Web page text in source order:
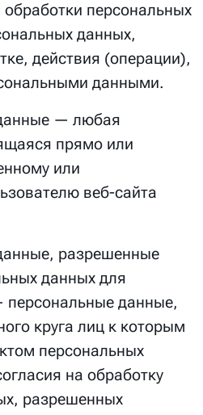
персональных
данных,
действия (операции),
данными.
— любая
прямо или
или
веб-сайта
разрешенные
данных для
персональные данные,
круга лиц к которым
персональных
на обработку
разрешенных